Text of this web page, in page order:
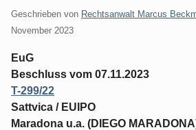
Geschrieben von Rechtsanwalt Marcus
November 2023
EuG
Beschluss vom 07.11.2023
T-299/22
Sattvica / EUIPO
Maradona u.a. (DIEGO